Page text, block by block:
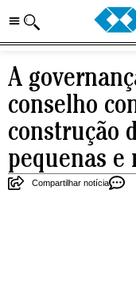
A
conselho
construção
pequenas e
Compartilhar notícia